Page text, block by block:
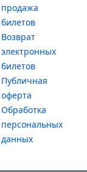
продажа
билетов
Возврат
электронных
билетов
Публичная
оферта
Обработка
персональных
данных